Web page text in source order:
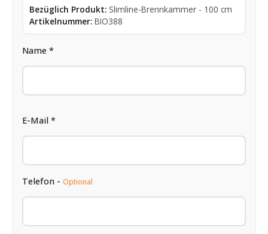
Bezüglich Produkt: Slimline-Brennkammer - 100 cm
Artikelnummer: BIO388
Name *
E-Mail *
Telefon - Optional